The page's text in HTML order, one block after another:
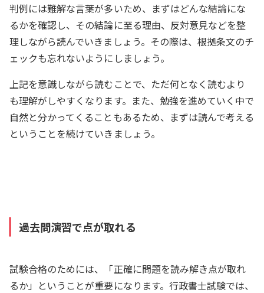
判例には難解な言葉が多いため、まずはどんな結論にな
るかを確認し、その結論に至る理由、反対意見などを整
理しながら読んでいきましょう。その際は、根拠条文のチ
ェックも忘れないようにしましょう。
上記を意識しながら読むことで、ただ何となく読むより
も理解がしやすくなります。また、勉強を進めていく中で
自然と分かってくることもあるため、まずは読んで考える
ということを続けていきましょう。
過去問演習で点が取れる
試験合格のためには、「正確に問題を読み解き点が取れ
るか」ということが重要になります。行政書士試験では、